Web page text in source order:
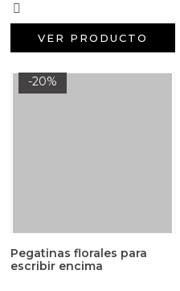
VER PRODUCTO
-20%
Pegatinas florales para
escribir encima